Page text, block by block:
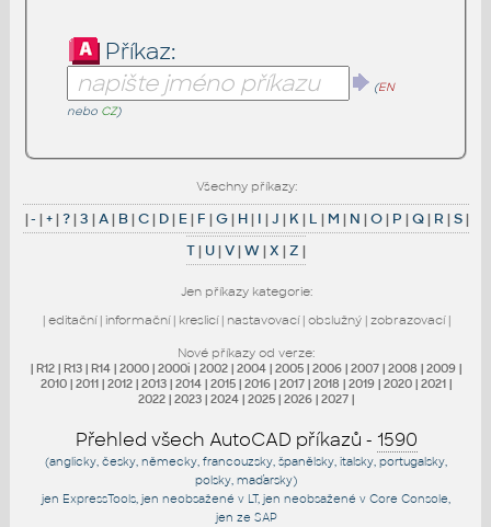
Příkaz:
(EN
nebo CZ)
Všechny příkazy:
|- |+|?|3 |A| B|C| D| E| F |G| H| I |J | K| L | M | N |O| P |Q| R |S|
T| U|V|W|X |Z |
Jen příkazy kategorie:
| editační| informační| kreslicí| nastavovací| obslužný| zobrazovací|
Nové příkazy od verze:
| R12 | R13 | R14 | 2000 | 2000i | 2002 | 2004 | 2005 | 2006 | 2007 | 2008 | 2009 |
2010 | 2011 | 2012 | 2013 | 2014 | 2015 | 2016 | 2017 | 2018 | 2019 | 2020 | 2021 |
2022 | 2023 | 2024 | 2025 | 2026 | 2027 |
Přehled všech AutoCAD příkazů - 1590
(anglicky, česky, německy, francouzsky, španělsky, italsky, portugalsky,
polsky, maďarsky)
jen ExpressTools , jen neobsažené v LT, jen neobsažené v Core Console
jen ze SAP